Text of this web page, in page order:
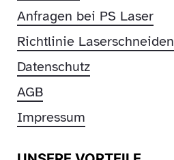
Anfragen bei PS Laser
Richtlinie Laserschneiden
Datenschutz
AGB
Impressum